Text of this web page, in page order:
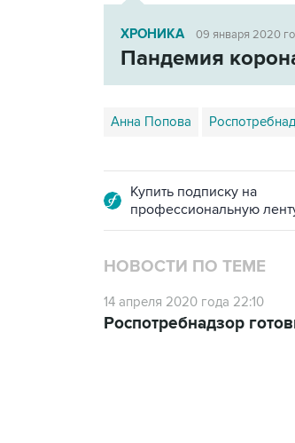
ХРОНИКА 09 января 2020
Пандемия
Анна Попова
Купить подписку на
профессиональную
НОВОСТИ ПО ТЕМЕ
14 апреля 2020 года 22:10
Роспотребнадзор